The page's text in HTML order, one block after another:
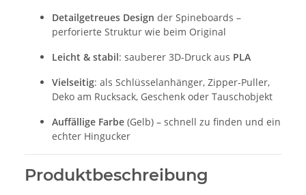
Detailgetreues Design der Spineboards –
perforierte Struktur wie beim Original
Leicht & stabil: sauberer 3D-Druck aus PLA
Vielseitig: als Schlüsselanhänger, Zipper-Puller,
Deko am Rucksack, Geschenk oder Tauschobjekt
Auffällige Farbe (Gelb) – schnell zu finden und ein
echter Hingucker
Produktbeschreibung